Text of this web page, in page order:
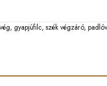
, gyapjúfilc, szék végzáró,